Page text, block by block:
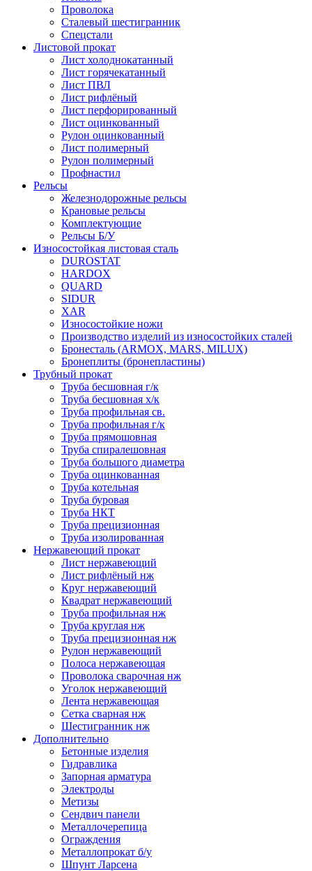
Проволока
Сталевый шестигранник
Спецстали
Листовой прокат
Лист холоднокатанный
Лист горячекатанный
Лист ПВЛ
Лист рифлёный
Лист перфорированный
Лист оцинкованный
Рулон оцинкованный
Лист полимерный
Рулон полимерный
Профнастил
Рельсы
Железнодорожные рельсы
Крановые рельсы
Комплектующие
Рельсы Б/У
Износостойкая листовая сталь
DUROSTAT
HARDOX
QUARD
SIDUR
XAR
Износостойкие ножи
Производство изделий из износостойких сталей
Бронесталь (ARMOX, MARS, MILUX)
Бронеплиты (бронепластины)
Трубный прокат
Труба бесшовная г/к
Труба бесшовная х/к
Труба профильная св.
Труба профильная г/к
Труба прямошовная
Труба спиралешовная
Труба большого диаметра
Труба оцинкованная
Труба котельная
Труба буровая
Труба НКТ
Труба прецизионная
Труба изолированная
Нержавеющий прокат
Лист нержавеющий
Лист рифлёный нж
Круг нержавеющий
Квадрат нержавеющий
Труба профильная нж
Труба круглая нж
Труба прецизионная нж
Рулон нержавеющий
Полоса нержавеющая
Проволока сварочная нж
Уголок нержавеющий
Лента нержавеющая
Сетка сварная нж
Шестигранник нж
Дополнительно
Бетонные изделия
Гидравлика
Запорная арматура
Электроды
Метизы
Сендвич панели
Металлочерепица
Ограждения
Металлопрокат б/у
Шпунт Ларсена